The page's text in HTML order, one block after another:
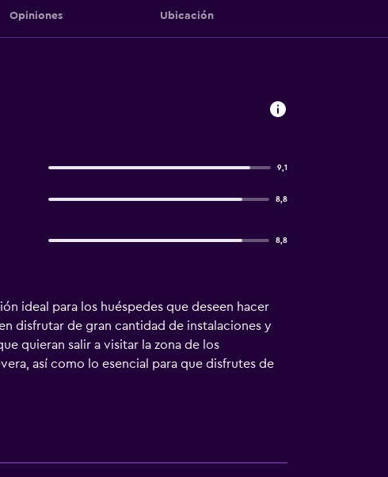
Opiniones Ubicación
9,1
8,8
8,8
ideal para los huéspedes que deseen hacer
disfrutar de gran cantidad de instalaciones y
quieran salir a visitar la zona de los
así como lo esencial para que disfrutes de
Los huéspedes del hotel pueden disfrutar
por la noche. Aquellos que quieran descubrir